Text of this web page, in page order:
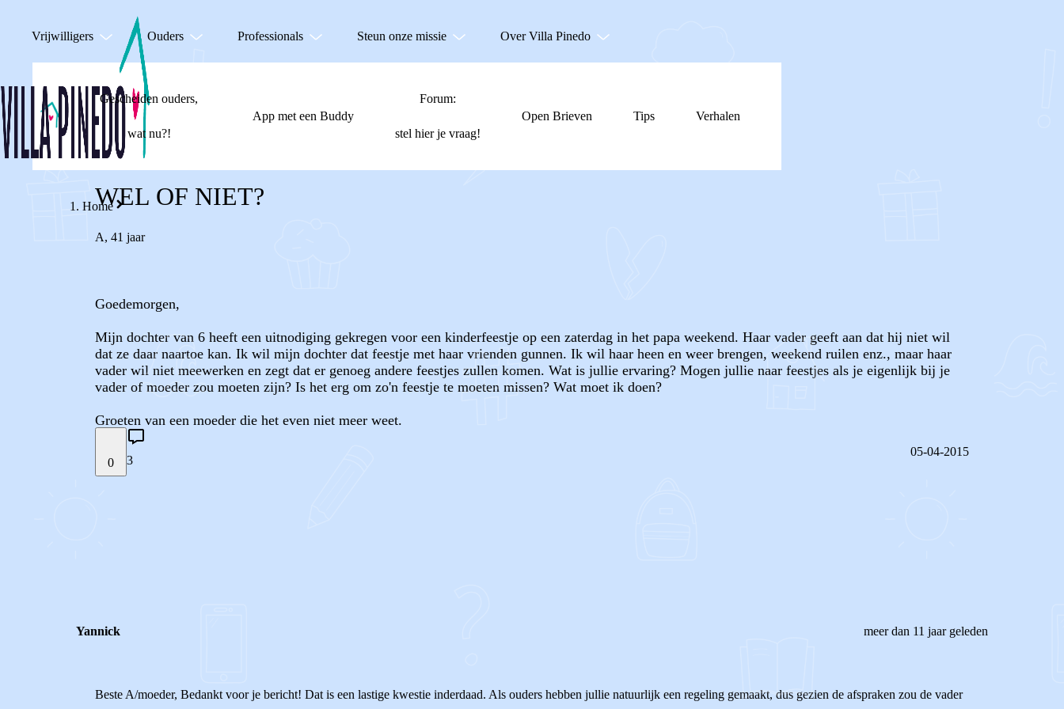
Vrijwilligers Ouders Professionals Steun onze missie Over Villa Pinedo
Gescheiden ouders,
wat nu?!
App met een Buddy
Forum:
stel hier je vraag!
Open Brieven Tips Verhalen
Home
WEL OF NIET?
A, 41 jaar
Goedemorgen,
Mijn dochter van 6 heeft een uitnodiging gekregen voor een kinderfeestje op een zaterdag in het papa weekend. Haar vader geeft aan dat hij niet wil
dat ze daar naartoe kan. Ik wil mijn dochter dat feestje met haar vrienden gunnen. Ik wil haar heen en weer brengen, weekend ruilen enz., maar haar
vader wil niet meewerken en zegt dat er genoeg andere feestjes zullen komen. Wat is jullie ervaring? Mogen jullie naar feestjes als je eigenlijk bij je
vader of moeder zou moeten zijn? Is het erg om zo'n feestje te moeten missen? Wat moet ik doen?
Groeten van een moeder die het even niet meer weet.
0 3
05-04-2015
Yannick meer dan 11 jaar geleden
Beste A/moeder, Bedankt voor je bericht! Dat is een lastige kwestie inderdaad. Als ouders hebben jullie natuurlijk een regeling gemaakt, dus gezien de afspraken zou de vader